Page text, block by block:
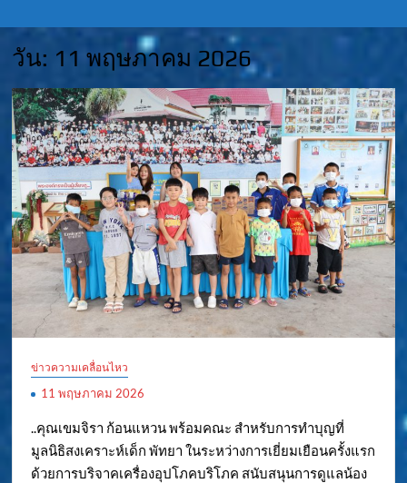
สงเคราะห์
เด็ก พัทยา
วัน: 11 พฤษภาคม 2026
ข่าวความเคลื่อนไหว
11 พฤษภาคม 2026
..คุณเขมจิรา ก้อนแหวน พร้อมคณะ สำหรับการทำบุญที่
มูลนิธิสงเคราะห์เด็ก พัทยา ในระหว่างการเยี่ยมเยือนครั้งแรก
ด้วยการบริจาคเครื่องอุปโภคบริโภค สนับสนุนการดูแลน้อง